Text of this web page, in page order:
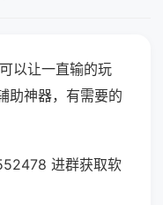
以让一直输的玩
助神器，有需要的
进群获取软